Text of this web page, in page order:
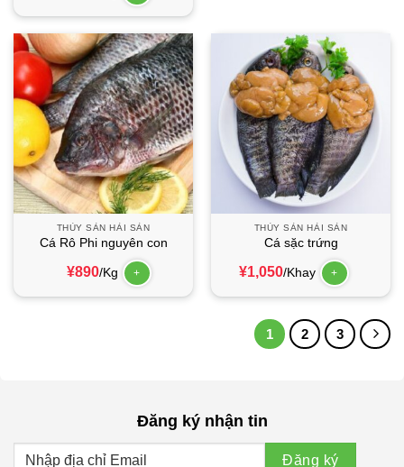
THỦY SẢN HẢI SẢN
Cá Rô Phi nguyên con
¥890/Kg +
THỦY SẢN HẢI SẢN
Cá sặc trứng
¥1,050/Khay +
1 2 3
Đăng ký nhận tin